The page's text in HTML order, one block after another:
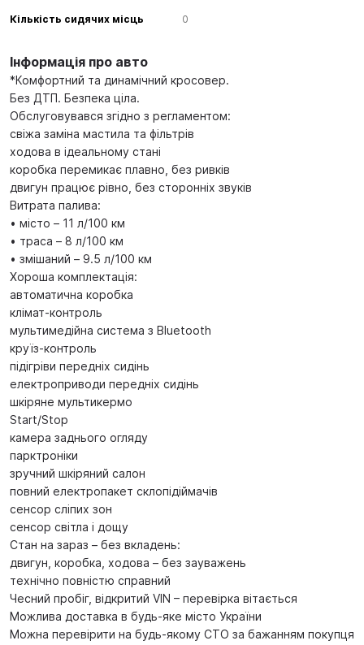
Інформація про авто
*Комфортний та динамічний кросовер.
Без ДТП. Безпека ціла.
Обслуговувався згідно з регламентом:
свіжа заміна мастила та фільтрів
ходова в ідеальному стані
коробка перемикає плавно, без ривків
двигун працює рівно, без сторонніх звуків
Витрата палива:
• місто – 11 л/100 км
• траса – 8 л/100 км
• змішаний – 9.5 л/100 км
Хороша комплектація:
автоматична коробка
клімат-контроль
мультимедійна система з Bluetooth
круїз-контроль
підігріви передніх сидінь
електроприводи передніх сидінь
шкіряне мультикермо
Start/Stop
камера заднього огляду
парктроніки
зручний шкіряний салон
повний електропакет склопідіймачів
сенсор сліпих зон
сенсор світла і дощу
Стан на зараз – без вкладень:
двигун, коробка, ходова – без зауважень
технічно повністю справний
Чесний пробіг, відкритий VIN – перевірка вітається
Можлива доставка в будь-яке місто України
Можна перевірити на будь-якому СТО за бажанням покупця
Кількість сидячих місць 0